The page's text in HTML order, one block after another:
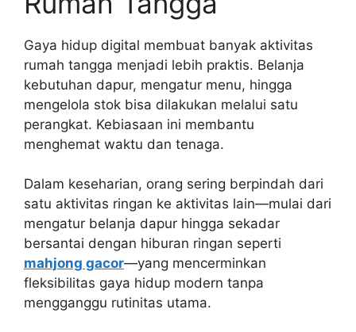
Gaya hidup digital membuat banyak aktivitas
rumah tangga menjadi lebih praktis. Belanja
kebutuhan dapur, mengatur menu, hingga
mengelola stok bisa dilakukan melalui satu
perangkat. Kebiasaan ini membantu
menghemat waktu dan tenaga.
Dalam keseharian, orang sering berpindah dari
satu aktivitas ringan ke aktivitas lain—mulai dari
mengatur belanja dapur hingga sekadar
bersantai dengan hiburan ringan seperti
mahjong gacor—yang mencerminkan
fleksibilitas gaya hidup modern tanpa
mengganggu rutinitas utama.